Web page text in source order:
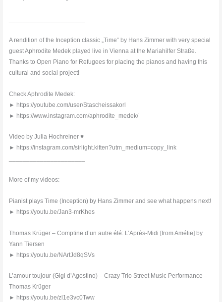
A rendition of the Inception classic „Time“ by Hans Zimmer with very special
guest Aphrodite Medek played live in Vienna at the Mariahilfer Straße.
Thanks to Open Piano for Refugees for placing the pianos and having this
cultural and social project!
Check Aphrodite Medek:
► https://youtube.com/user/Stascheissakorl
► https://www.instagram.com/aphrodite_medek/
Video by Julia Hochreiner ♥︎
► https://instagram.com/sirlight.kitten?utm_medium=copy_link
More of my videos:
Pianist plays Time (Inception) by Hans Zimmer and see what happens next!
► https://youtu.be/Jan3-mrKhes
Thomas Krüger – Comptine d’un autre été: L’Après-Midi [from Amélie] by
Yann Tiersen
► https://youtu.be/NArtJd8qSVs
L’amour toujour (Gigi d’Agostino) – Crazy Trio Street Music Performance –
Thomas Krüger
► https://youtu.be/zl1e3vc0Tww